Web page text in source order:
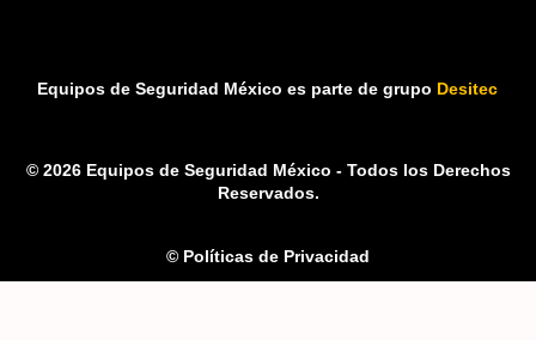
Equipos de Seguridad México es parte de grupo Desitec
© 2026 Equipos de Seguridad México - Todos los Derechos
Reservados.
© Políticas de Privacidad